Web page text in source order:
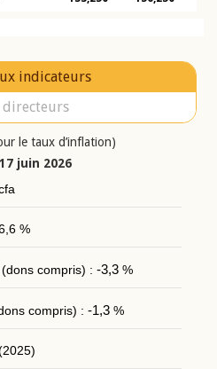
indicateurs
directeurs
le taux d’inflation)
juin 2026
%
compris) : -3,3%
compris) : -1,3%